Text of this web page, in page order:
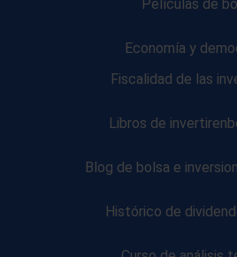
Películas de
Economía y
Fiscalidad de las
Libros de
Blog de bolsa e
Histórico de